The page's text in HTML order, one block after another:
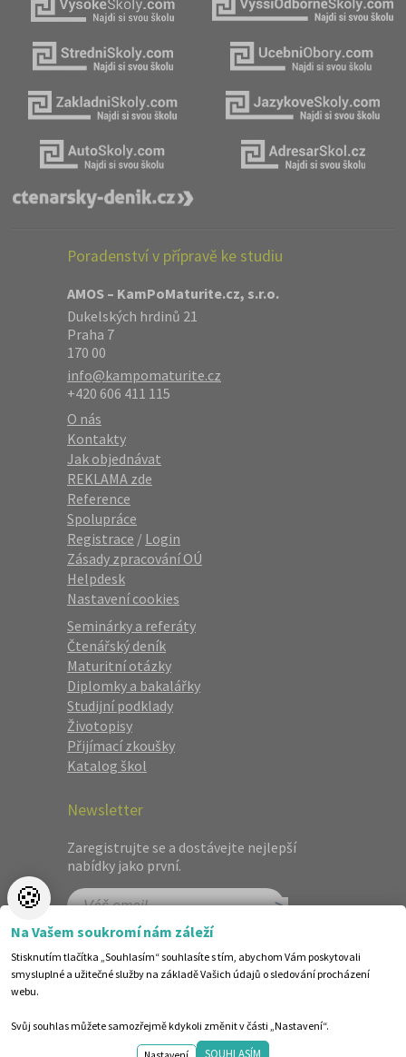
Poradenství v přípravě ke studiu
AMOS – KamPoMaturite.cz, s.r.o.
Dukelských hrdinů 21
Praha 7
170 00
info@kampomaturite.cz
+420 606 411 115
O nás
Kontakty
Jak objednávat
REKLAMA zde
Reference
Spolupráce
Registrace / Login
Zásady zpracování OÚ
Helpdesk
Nastavení cookies
Seminárky a referáty
Čtenářský deník
Maturitní otázky
Diplomky a bakalářky
Studijní podklady
Životopisy
Přijímací zkoušky
Katalog škol
Newsletter
Zaregistrujte se a dostávejte nejlepší
nabídky jako první.
©1998-2026 Centrum vzdělávání AMOS. Vytvořilo ANAWE.
🍪
Na Vašem soukromí nám záleží
Stisknutím tlačítka „Souhlasím“ souhlasíte s tím, abychom Vám poskytovali
smysluplné a užitečné služby na základě Vašich údajů o sledování procházení
webu.
Svůj souhlas můžete samozřejmě kdykoli změnit v části „Nastavení“.
SOUHLASÍM